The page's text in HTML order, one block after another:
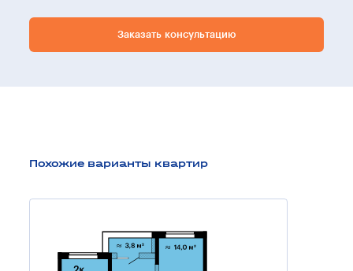
Заказать консультацию
Похожие варианты квартир